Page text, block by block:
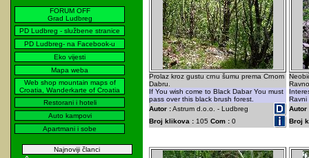
FORUM OFF
Grad Ludbreg
PD Ludbreg - službene stranice
PD Ludbreg- na Facebook-u
Eko vijesti
Mapa weba
Web shop mountain maps of
Croatia, Wanderkarte of Croatia
Restorani i hoteli
Auto kampovi
Apartmani i sobe
Najnoviji članci
Prolaz kroz gustu crnu šumu prema Crnom
Dabru.
If You wish come to Black Dabar You must
pass over this black brush forest.
Autor :Astrum d.o.o. - Ludbreg
Broj klikova : 105 Com : 0
Ravni
Autor
Broj